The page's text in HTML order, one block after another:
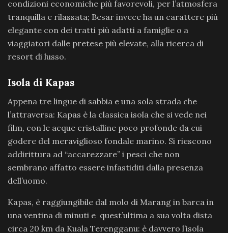
condizioni economiche più favorevoli, per l’atmosfera
tranquilla e rilassata; Besar invece ha un carattere più
elegante con dei tratti più adatti a famiglie o a
viaggiatori dalle pretese più elevate, alla ricerca di
resort di lusso.
Isola di Kapas
Appena tre lingue di sabbia e una sola strada che
l’attraversa: Kapas è la classica isola che si vede nei
film, con le acque cristalline poco profonde da cui
godere del meraviglioso fondale marino. Si riescono
addirittura ad “accarezzare” i pesci che non
sembrano affatto essere infastiditi dalla presenza
dell’uomo.
Kapas, è raggiungibile dal molo di Marang in barca in
una ventina di minuti e quest’ultima a sua volta dista
circa 20 km da Kuala Terengganu: è davvero l’isola